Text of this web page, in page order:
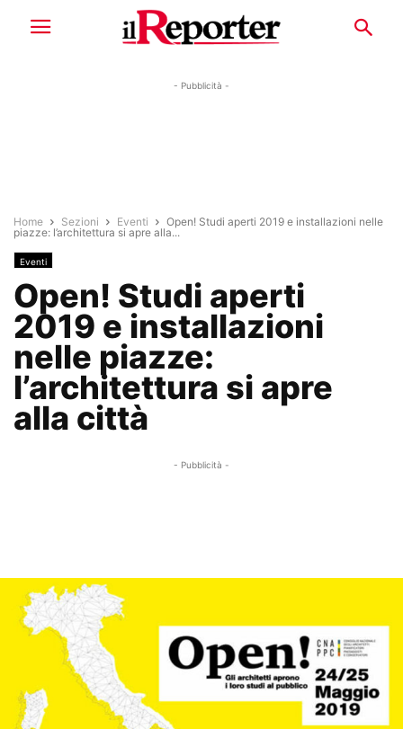
- Pubblicità -
Home Sezioni Eventi
Open! Studi aperti 2019 e installazioni nelle
piazze: l’architettura si apre alla...
Eventi
Open! Studi aperti
2019 e installazioni
nelle piazze:
l’architettura si apre
alla città
- Pubblicità -